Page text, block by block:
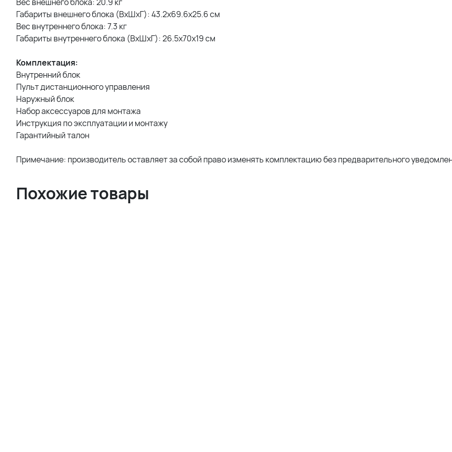
Габариты внешнего блока (ВхШхГ): 43.2х69.6х25.6 см
Вес внутреннего блока: 7.3 кг
Габариты внутреннего блока (ВхШхГ): 26.5х70x19 см
Комплектация:
Внутренний блок
Пульт дистанционного управления
Наружный блок
Набор аксессуаров для монтажа
Инструкция по эксплуатации и монтажу
Гарантийный талон
Примечание: производитель оставляет за собой право изменять комплектацию без предварительного
Похожие товары